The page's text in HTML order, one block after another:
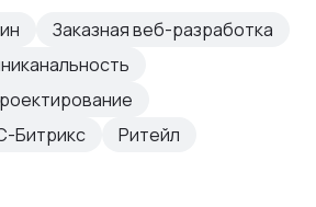
Заказная веб-разработка
Битрикс
Ритейл